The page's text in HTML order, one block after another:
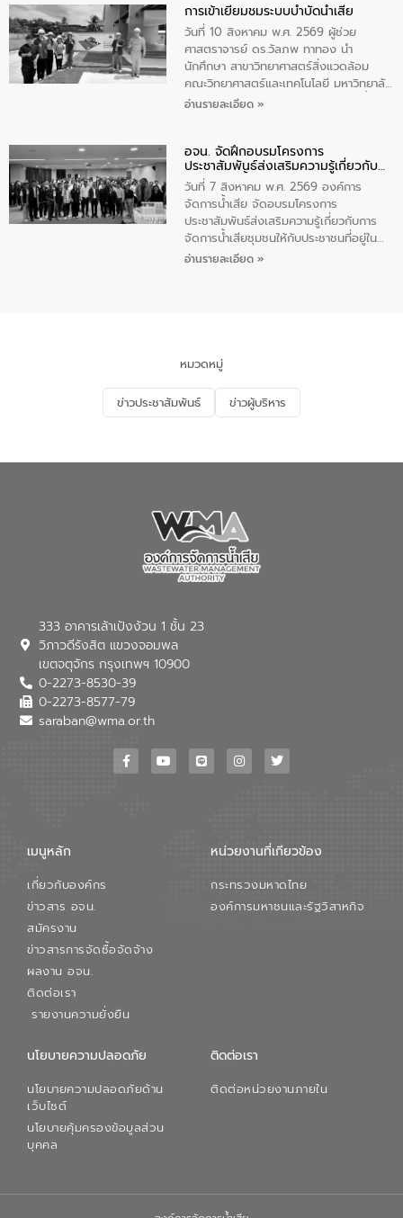
ความรู้แก่นักเรียนชั้นมัธยมปีที่ 1 โรงเรียน
วัดสว่างอารมณ์ ในเขตเทศบาลตำบลราไวย์
เพื่อส่งเสริมความรู้ด้านการจัดการน้ำเสีย
การบำบัดน้ำเสียเบื้องต้นในครัวเรือน และ
สร้างจิตสำนึกในการอนุรักษ์สิ่งแวดล้อม ใน
การนี้ นายเทมส์ ไกรทัศน์ นายกเทศมนตรี
ตำบลราไวย์ เป็นประธานกล่าวเปิดงาน
การเข้าเยี่ยมชมระบบบำบัดน้ำเสีย
วันที่ 10 สิงหาคม พ.ศ. 2569 ผู้ช่วย
ศาสตราจารย์ ดร.วัลภพ ทาทอง นำ
นักศึกษา สาขาวิทยาศาสตร์สิ่งแวดล้อม
คณะวิทยาศาสตร์และเทคโนโลยี มหาวิทยาลัย
ราชภัฏเลย เข้าศึกษาดูงานระบบบำบัดน้ำเสีย
วิศวกร ให้การต้อนรับ และบรรยายให้ความ
รู้
อ่านรายละเอียด »
อจน. จัดฝึกอบรมโครงการ
ประชาสัมพันธ์ส่งเสริมความรู้เกี่ยวกับ
การจัดการน้ำเสีย
วันที่ 7 สิงหาคม พ.ศ. 2569 องค์การ
จัดการน้ำเสีย จัดอบรมโครงการ
ประชาสัมพันธ์ส่งเสริมความรู้เกี่ยวกับการ
จัดการน้ำเสียชุมชนให้กับประชาชนที่อยู่ใน
เขตพื้นที่เทศบาลเมืองอุทัยธานี จำนวน 100
อ่านรายละเอียด »
หมวดหมู่
ข่าวประชาสัมพันธ์ ข่าวผู้บริหาร
333 อาคารเล้าเป้งง้วน 1 ชั้น 23
วิภาวดีรังสิต แขวงจอมพล
เขตจตุจักร กรุงเทพฯ 10900
0-2273-8530-39
0-2273-8577-79
saraban@wma.or.th
เมนูหลัก
เกี่ยวกับองค์กร
ข่าวสาร อจน.
สมัครงาน
ข่าวสารการจัดซื้อจัดจ้าง
ผลงาน อจน.
ติดต่อเรา
รายงานความยั่งยืน
หน่วยงานที่เกียวข้อง
กระทรวงมหาดไทย
องค์การมหาชนและรัฐวิสาหกิจ
นโยบายความปลอดภัย
นโยบายความปลอดภัยด้าน
เว็บไซต์
นโยบายคุ้มครองข้อมูลส่วน
บุคคล
ติดต่อเรา
ติดต่อหน่วยงานภายใน